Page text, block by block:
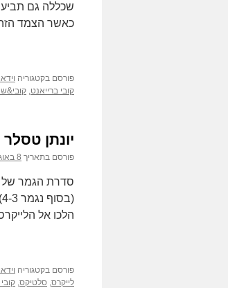
כאשר הצמד
פורסם בקטגוריה וידאו
קובי ברייאנט,
יונתן
פורסם בתאריך 8 באוגוסט 2014
הלכו אל
פורסם בקטגוריה וידאו
לייקרס, סלטיקס,